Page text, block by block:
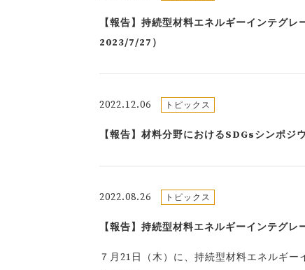
【報告】持続型材料エネルギーインテグ
2023/7/27）
2022.12.06 トピックス
【報告】材料分野におけるSDGsシンポ
2022.08.26 トピックス
【報告】持続型材料エネルギーインテグ
７月21日（木）に、持続型材料エネルギ